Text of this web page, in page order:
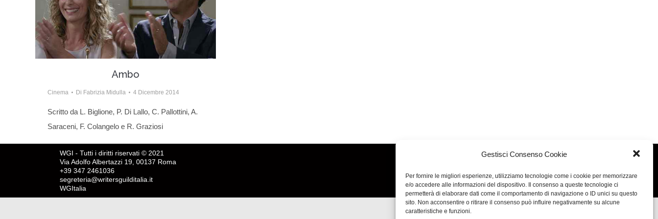
Gestisci Consenso Cookie
Per fornire le migliori esperienze, utilizziamo tecnologie come i cookie per memorizzare
e/o accedere alle informazioni del dispositivo. Il consenso a queste tecnologie ci
permetterà di elaborare dati come il comportamento di navigazione o ID unici su questo
sito. Non acconsentire o ritirare il consenso può influire negativamente su alcune
caratteristiche e funzioni.
Ambo
Cinema Di Fabrizia Midulla 4 Dicembre 2014
Scritto da L. Biglione, P. Di Lallo, C. Pallottini, A.
Saraceni, F. Colangelo e R. Graziosi
WGI - Tutti i diritti riservati © 2021
Via Adolfo Albertazzi 19, 00137 Roma
+39 347 2461036
segreteria@writersguilditalia.it
WGItalia
Cookie & Privacy Policy